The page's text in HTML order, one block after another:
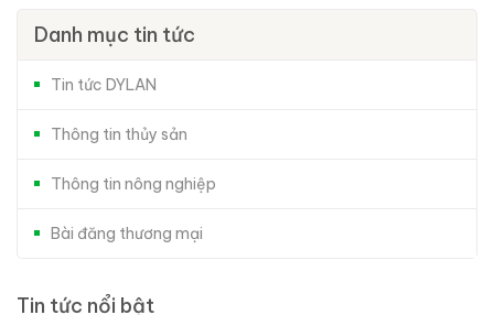
Danh mục tin tức
Tin tức DYLAN
Thông tin thủy sản
Thông tin nông nghiệp
Bài đăng thương mại
Tin tức nổi bật